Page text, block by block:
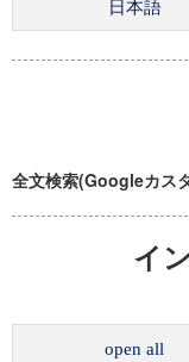
全文検索(Googleカス
イ
open all